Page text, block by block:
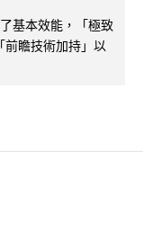
基本效能，「極致
瞻技術加持」以